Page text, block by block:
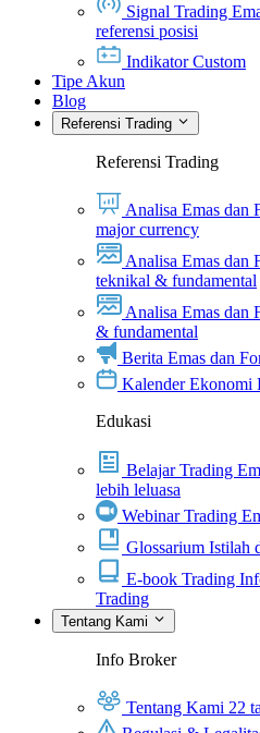
Signal Trading
referensi posisi
Indikator Custom
Tipe Akun
Blog
Referensi Trading
Referensi Trading
Analisa Emas dan
major currency
Analisa Emas dan
teknikal & fundamental
Analisa Emas dan
& fundamental
Berita Emas dan
Kalender Ekonomi
Edukasi
Belajar Trading
lebih leluasa
Webinar Trading
Glossarium Istilah
E-book Trading
Trading
Tentang Kami
Info Broker
Tentang Kami 22